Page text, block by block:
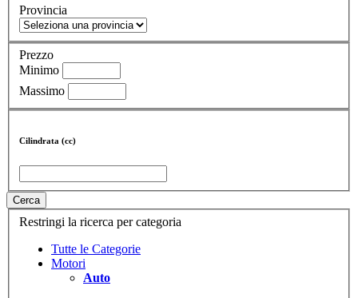
Provincia
Prezzo
Minimo
Massimo
Cilindrata (cc)
Cerca
Restringi la ricerca per categoria
Tutte le Categorie
Motori
Auto